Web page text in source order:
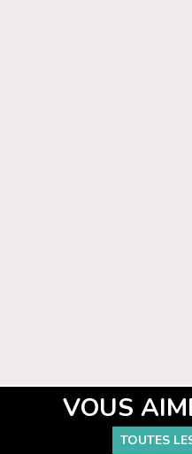
VOUS
TOUTES